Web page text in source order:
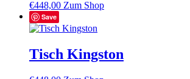
€448,00 Zum Shop
Save
Tisch Kingston